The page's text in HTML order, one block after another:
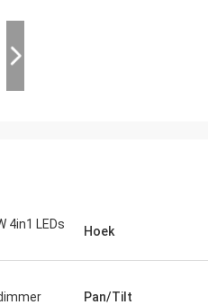
4in1 LEDs
Hoek
Pan/Tilt